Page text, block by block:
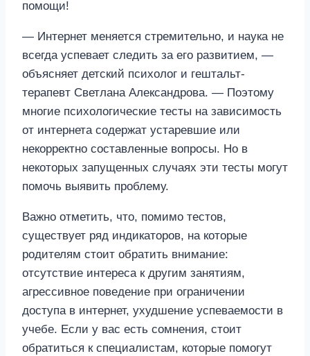
помощи!
— Интернет меняется стремительно, и наука не
всегда успевает следить за его развитием, —
объясняет детский психолог и гештальт-
терапевт Светлана Александрова. — Поэтому
многие психологические тесты на зависимость
от интернета содержат устаревшие или
некорректно составленные вопросы. Но в
некоторых запущенных случаях эти тесты могут
помочь выявить проблему.
Важно отметить, что, помимо тестов,
существует ряд индикаторов, на которые
родителям стоит обратить внимание:
отсутствие интереса к другим занятиям,
агрессивное поведение при ограничении
доступа в интернет, ухудшение успеваемости в
учебе. Если у вас есть сомнения, стоит
обратиться к специалистам, которые помогут